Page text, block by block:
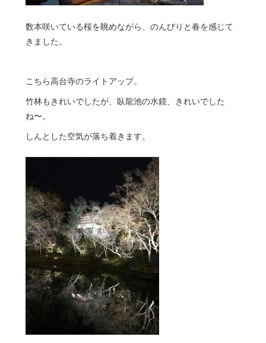
数本咲いている桜を眺めながら、のんびりと春を感じて
きました。
こちら高台寺のライトアップ。
竹林もきれいでしたが、臥龍池の水鏡、きれいでした
ね〜。
しんとした空気が落ち着きます。